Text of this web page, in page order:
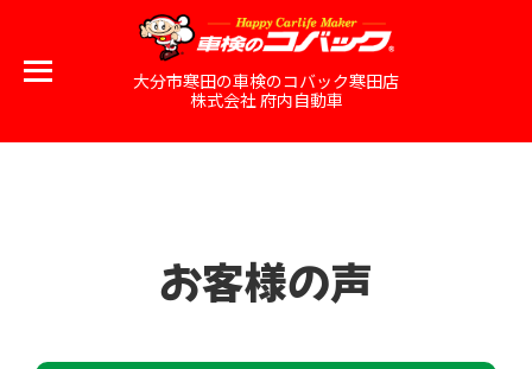
大分市寒田の車検のコバック寒田店
株式会社 府内自動車
お客様の声